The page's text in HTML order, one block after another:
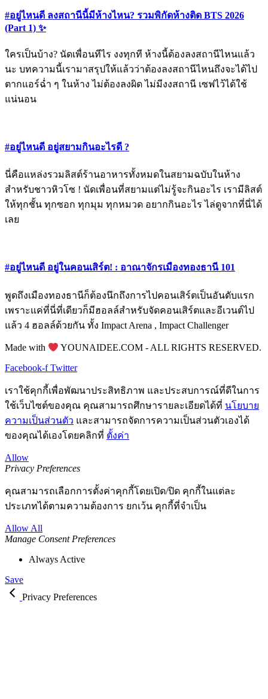
#อยู่ไหนดี ลงสถานีนี้มีห้างไหน? รวมพิกัดห้างติด BTS 2026
(Part 1) ✨
ใครเป็นบ้าง? นัดเพื่อนทีไร งงทุกที ห้างนี้ต้องลงสถานีไหนแล้ว
นะ บทความนี้เรามาสรุปให้แล้วว่าต้องลงสถานีไหนถึงจะได้ไป
ตากแอร์ฉ่ำ ๆ ในห้าง ไม่ต้องลงผิด ไม่มีงงสถานี เซฟไว้ได้ใช้
แน่นอน
#อยู่ไหนดี อยู่สยามกินอะไรดี ?
นี่คือแหล่งรวมลิสต์ร้านอาหารทั้งหมดในสยามฉบับในห้าง
สำหรับชาวหิวโซ ! นัดเพื่อนที่สยามแต่ไม่รู้จะกินอะไร เรามีลิสต์
ให้ทุกชั้น ทุกซอก ทุกมุม ทุกหมวด อยากกินอะไร ไล่ดูจากที่นี่ได้
เลย
#อยู่ไหนดี อยู่ในคอนเสิร์ต! : อาณาจักรเมืองทองธานี 101
พูดถึงเมืองทองธานีก็ต้องนึกถึงการไปคอนเสิร์ตเป็นอันดับแรก
เพราะแค่ที่นี่ที่เดียวก็มีฮอลล์สำหรับจัดคอนเสิร์ตและอีเวนต์ไป
แล้ว 4 ฮอลล์ด้วยกัน ทั้ง Impact Arena , Impact Challenger
Made with
YOUNAIDEE.COM - ALL RIGHTS RESERVED.
Facebook-f Twitter
เราใช้คุกกี้เพื่อพัฒนาประสิทธิภาพ และประสบการณ์ที่ดีในการ
ใช้เว็บไซต์ของคุณ คุณสามารถศึกษารายละเอียดได้ที่ นโยบาย
ความเป็นส่วนตัว และสามารถจัดการความเป็นส่วนตัวเองได้
ของคุณได้เองโดยคลิกที่ ตั้งค่า
Allow
Privacy Preferences
คุณสามารถเลือกการตั้งค่าคุกกี้โดยเปิด/ปิด คุกกี้ในแต่ละ
ประเภทได้ตามความต้องการ ยกเว้น คุกกี้ที่จำเป็น
Allow All
Manage Consent Preferences
Always Active
Save
Privacy Preferences